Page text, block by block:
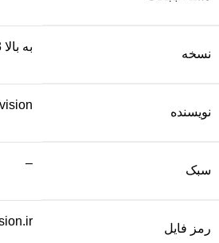
نسخه
به بالا 2013
نویسنده
سبک
–
رمز فایل